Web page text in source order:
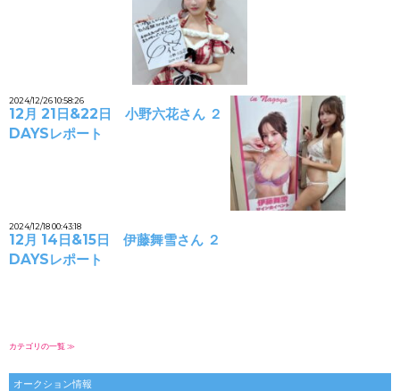
2024/12/26 10:58:26
12月 21日&22日 小野六花さん ２
DAYSレポート
2024/12/18 00:43:18
12月 14日&15日 伊藤舞雪さん ２
DAYSレポート
カテゴリの一覧 ≫
オークション情報